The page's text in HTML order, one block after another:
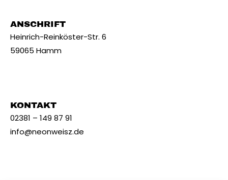
ANSCHRIFT
Heinrich-Reinköster-Str. 6
59065 Hamm
KONTAKT
02381 – 149 87 91
info@neonweisz.de